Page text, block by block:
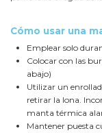
Cómo usar una
Emplear solo
Colocar con las
abajo)
Utilizar un
retirar la lona.
manta térmica
Mantener puesta